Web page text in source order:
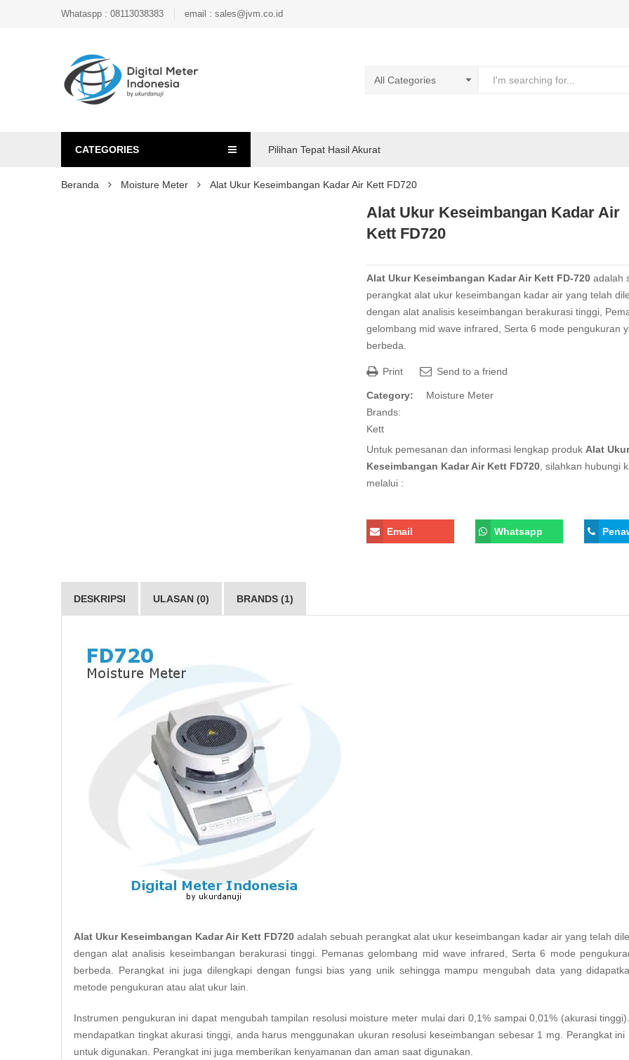
Whataspp : 08113038383 email : sales@jvm.co.id
CATEGORIES Pilihan Tepat Hasil Akurat
Beranda Moisture Meter Alat Ukur Keseimbangan Kadar Air Kett FD720
Alat Ukur Keseimbangan Kadar Air
Kett FD720
Alat Ukur Keseimbangan Kadar Air Kett FD-720 adalah
perangkat alat ukur keseimbangan kadar air yang telah
dengan alat analisis keseimbangan berakurasi tinggi,
gelombang mid wave infrared, Serta 6 mode pengukuran
berbeda.
Print Send to a friend
Category:
Moisture Meter
Brands:
Kett
Untuk pemesanan dan informasi lengkap produk Alat Ukur
Keseimbangan Kadar Air Kett FD720 , silahkan hubungi
melalui :
Email Whatsapp
DESKRIPSI ULASAN (0) BRANDS (1)
Alat Ukur Keseimbangan Kadar Air Kett FD720 adalah sebuah perangkat alat ukur keseimbangan kadar air yang telah
dengan alat analisis keseimbangan berakurasi tinggi. Pemanas gelombang mid wave infrared, Serta 6 mode
berbeda. Perangkat ini juga dilengkapi dengan fungsi bias yang unik sehingga mampu mengubah data yang
metode pengukuran atau alat ukur lain.
Instrumen pengukuran ini dapat mengubah tampilan resolusi moisture meter mulai dari 0,1% sampai 0,01% (akurasi
mendapatkan tingkat akurasi tinggi, anda harus menggunakan ukuran resolusi keseimbangan sebesar 1 mg. Perangkat ini
untuk digunakan. Perangkat ini juga memberikan kenyamanan dan aman saat digunakan.